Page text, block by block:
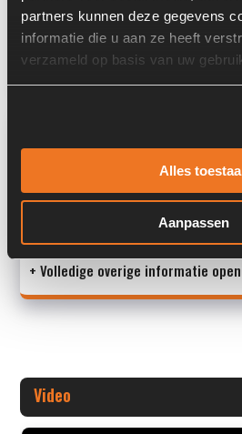
partners kunnen deze gegevens
informatie die u aan ze heeft
verzameld op basis van uw
Alles
Aanpassen
Past op de volgende machines:
Land:
Stock number: 6081-112-04
Brand: Bosch
+ Volledige overige informatie
Video